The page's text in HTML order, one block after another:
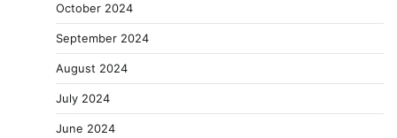
October 2024
September 2024
August 2024
July 2024
June 2024